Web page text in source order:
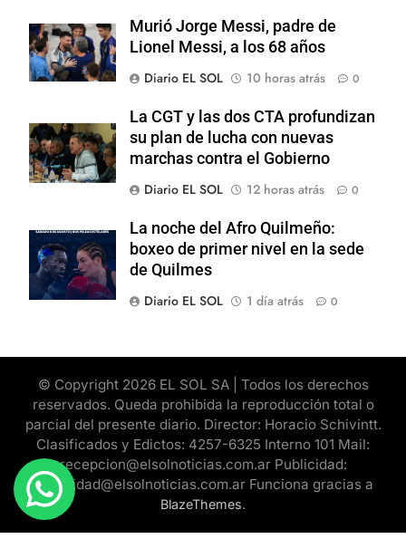
Murió Jorge Messi, padre de
Lionel Messi, a los 68 años
Diario EL SOL
10 horas atrás 0
La CGT y las dos CTA profundizan
su plan de lucha con nuevas
marchas contra el Gobierno
Diario EL SOL
12 horas atrás 0
La noche del Afro Quilmeño:
boxeo de primer nivel en la sede
de Quilmes
Diario EL SOL
1 día atrás 0
© Copyright 2026 EL SOL SA | Todos los derechos
reservados. Queda prohibida la reproducción total o
parcial del presente diario. Director: Horacio Schivintt.
Clasificados y Edictos: 4257-6325 Interno 101 Mail:
recepcion@elsolnoticias.com.ar Publicidad:
publicidad@elsolnoticias.com.ar Funciona gracias a
BlazeThemes.